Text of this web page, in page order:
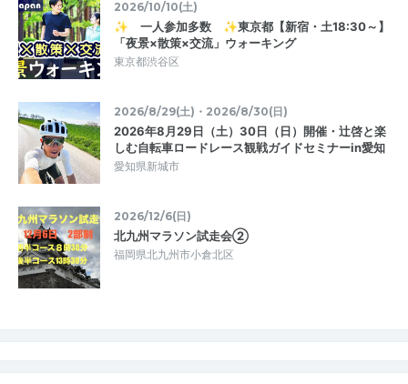
2026/10/10(土)
✨ 一人参加多数 ✨東京都【新宿・土18:30～】
「夜景×散策×交流」ウォーキング
東京都渋谷区
2026/8/29(土)・2026/8/30(日)
2026年8月29日（土）30日（日）開催・辻啓と楽
しむ自転車ロードレース観戦ガイドセミナーin愛知
愛知県新城市
2026/12/6(日)
北九州マラソン試走会②
福岡県北九州市小倉北区